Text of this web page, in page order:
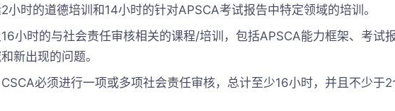
小时的道德培训和14小时的针对APSCA考试报告中特定领域的培训。
小时的与社会责任审核相关的课程/培训，包括APSCA能力框架、考试
新出现的问题。
必须进行一项或多项社会责任审核，总计至少16小时，并且不少于2